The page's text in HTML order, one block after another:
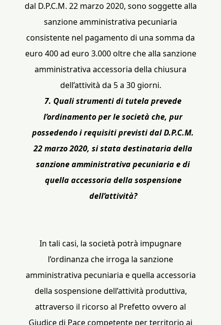
dal D.P.C.M. 22 marzo 2020, sono soggette alla
sanzione amministrativa pecuniaria
consistente nel pagamento di una somma da
euro 400 ad euro 3.000 oltre che alla sanzione
amministrativa accessoria della chiusura
dell’attività da 5 a 30 giorni.
7. Quali strumenti di tutela prevede
l’ordinamento per le società che, pur
possedendo i requisiti previsti dal D.P.C.M.
22 marzo 2020, si stata destinataria della
sanzione amministrativa pecuniaria e di
quella accessoria della sospensione
dell’attività?
In tali casi, la società potrà impugnare
l’ordinanza che irroga la sanzione
amministrativa pecuniaria e quella accessoria
della sospensione dell’attività produttiva,
attraverso il ricorso al Prefetto ovvero al
Giudice di Pace competente per territorio ai